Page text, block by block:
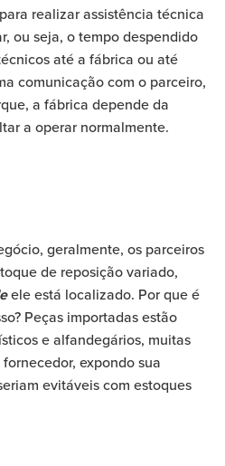
realizar assistência técnica
ou seja, o tempo despendido
até a fábrica ou até
comunicação com o parceiro,
a fábrica depende da
a operar normalmente.
geralmente, os parceiros
de reposição variado,
ele está localizado. Por que é
Peças importadas estão
e alfandegários, muitas
expondo sua
evitáveis com estoques